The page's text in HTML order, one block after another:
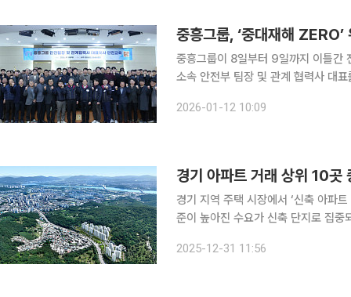
중흥그룹, ‘중대재해 ZERO’
중흥그룹이 8일부터 9일까지 이틀간
소속 안전부 팀장 및 관계 협력사 대표를
리체계를 구축하기 위해 마련됐다.
2026-01-12 10:09
경기 지역 주택 시장에서 ‘신축 아파
준이 높아진 수요가 신축 단지로 집
온다. 31일 국토교통부 실거래가
2025-12-31 11:56